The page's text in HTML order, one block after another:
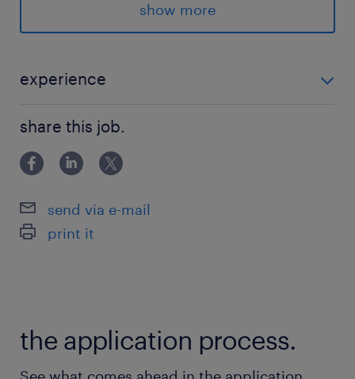
保険
土曜日 日曜日 祝日
給与
賞与
show more
experience
験（計5年以上） ・パブリッククラウド（Azure, AWS,
GCP等）のコンサルティング・設計・構築経験 ・PaaS
を活用したシステム設計・構築
share this job.
send via e-mail
print it
the application process.